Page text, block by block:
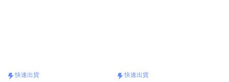
快速出貨 快速出貨